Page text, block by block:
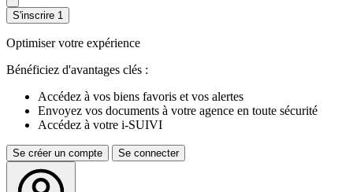
S'inscrire 1
Optimiser votre expérience
Bénéficiez d'avantages clés :
Accédez à vos biens favoris et vos alertes
Envoyez vos documents à votre agence en toute sécurité
Accédez à votre i-SUIVI
Se créer un compte Se connecter